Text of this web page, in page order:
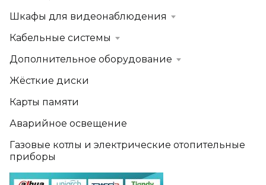
Шкафы для видеонаблюдения
Кабельные системы
Дополнительное оборудование
Жёсткие диски
Карты памяти
Аварийное освещение
Газовые котлы и электрические отопительные
приборы